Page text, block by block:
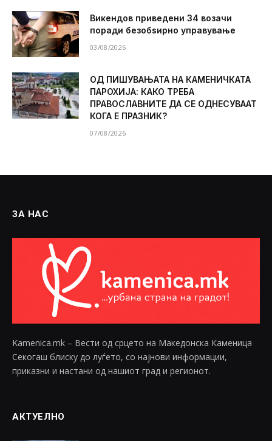
Викендов приведени 34 возачи
поради безобѕирно управување
03/08/2026
ОД ПИШУВАЊАТА НА КАМЕНИЧКАТА
ПАРОХИЈА: КАКО ТРЕБА
ПРАВОСЛАВНИТЕ ДА СЕ ОДНЕСУВААТ
КОГА Е ПРАЗНИК?
07/08/2026
ЗА НАС
Kamenica.mk – Вести од срцето на Македонска Каменица
Секогаш блиску до луѓето, со најнови информации,
приказни и настани од нашиот град и регионот.
АКТУЕЛНО